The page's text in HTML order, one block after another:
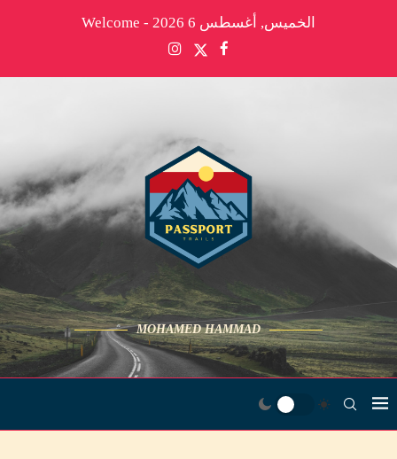
الخميس, أغسطس 6 2026 - Welcome
MOHAMED HAMMAD